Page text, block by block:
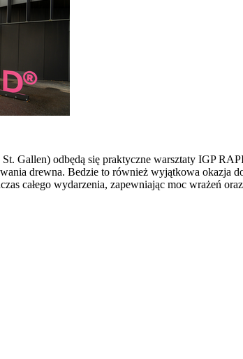
Gallen) odbędą się praktyczne warsztaty IGP
drewna. Bedzie to również wyjątkowa okazja
całego wydarzenia, zapewniając moc wrażeń